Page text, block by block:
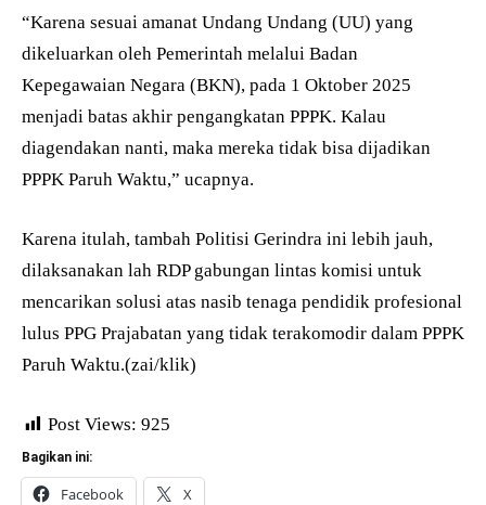
“Karena sesuai amanat Undang Undang (UU) yang
dikeluarkan oleh Pemerintah melalui Badan
Kepegawaian Negara (BKN), pada 1 Oktober 2025
menjadi batas akhir pengangkatan PPPK. Kalau
diagendakan nanti, maka mereka tidak bisa dijadikan
PPPK Paruh Waktu,” ucapnya.
Karena itulah, tambah Politisi Gerindra ini lebih jauh,
dilaksanakan lah RDP gabungan lintas komisi untuk
mencarikan solusi atas nasib tenaga pendidik profesional
lulus PPG Prajabatan yang tidak terakomodir dalam PPPK
Paruh Waktu.(zai/klik)
Post Views: 925
Bagikan ini:
Facebook X